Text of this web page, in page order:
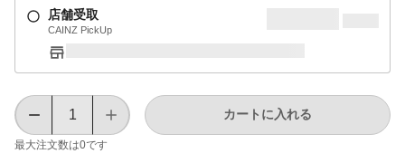
店舗受取
CAINZ PickUp
最大注文数は0です
カートに入れる